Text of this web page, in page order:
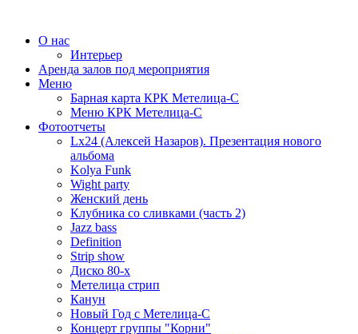
О нас
Интерьер
Аренда залов под мероприятия
Меню
Барная карта КРК Метелица-С
Меню КРК Метелица-С
Фотоотчеты
Lx24 (Алексей Назаров). Презентация нового
альбома
Kolya Funk
Wight party
Женский день
Клубника со сливками (часть 2)
Jazz bass
Definition
Strip show
Диско 80-х
Метелица стрип
Канун
Новый Год с Метелица-С
Концерт группы "Корни"